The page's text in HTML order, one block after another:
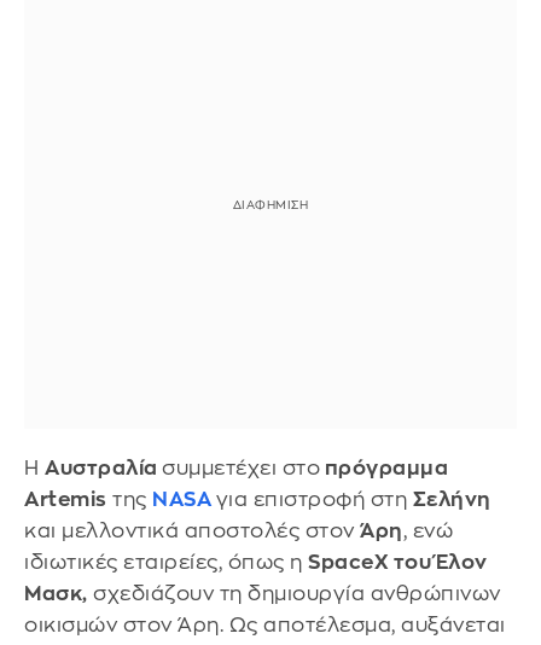
Η Αυστραλία συμμετέχει στο πρόγραμμα
Artemis της NASA για επιστροφή στη Σελήνη
και μελλοντικά αποστολές στον Άρη, ενώ
ιδιωτικές εταιρείες, όπως η SpaceX του Έλον
Μασκ, σχεδιάζουν τη δημιουργία ανθρώπινων
οικισμών στον Άρη. Ως αποτέλεσμα, αυξάνεται